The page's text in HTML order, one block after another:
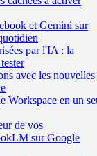
et Gemini sur
par l'IA : la
avec les nouvelles
Workspace en un
de vos
sur Google